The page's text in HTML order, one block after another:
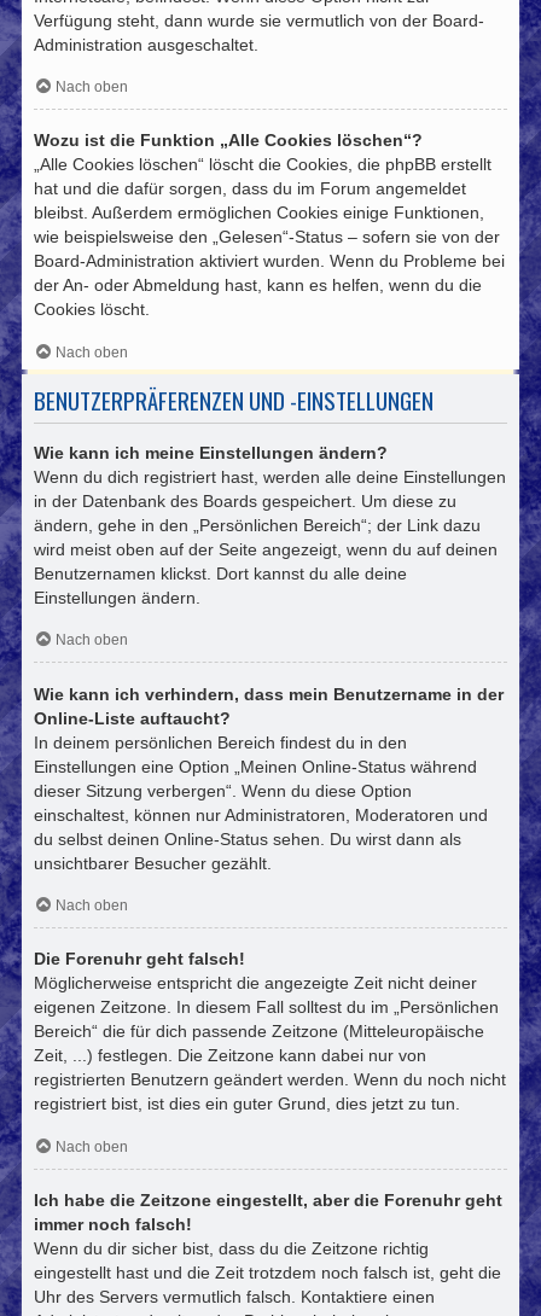
Verfügung steht, dann wurde sie vermutlich von der Board-
Administration ausgeschaltet.
Nach oben
Wozu ist die Funktion „Alle Cookies löschen“?
„Alle Cookies löschen“ löscht die Cookies, die phpBB erstellt
hat und die dafür sorgen, dass du im Forum angemeldet
bleibst. Außerdem ermöglichen Cookies einige Funktionen,
wie beispielsweise den „Gelesen“-Status – sofern sie von der
Board-Administration aktiviert wurden. Wenn du Probleme bei
der An- oder Abmeldung hast, kann es helfen, wenn du die
Cookies löscht.
Nach oben
BENUTZERPRÄFERENZEN UND -EINSTELLUNGEN
Wie kann ich meine Einstellungen ändern?
Wenn du dich registriert hast, werden alle deine Einstellungen
in der Datenbank des Boards gespeichert. Um diese zu
ändern, gehe in den „Persönlichen Bereich“; der Link dazu
wird meist oben auf der Seite angezeigt, wenn du auf deinen
Benutzernamen klickst. Dort kannst du alle deine
Einstellungen ändern.
Nach oben
Wie kann ich verhindern, dass mein Benutzername in der
Online-Liste auftaucht?
In deinem persönlichen Bereich findest du in den
Einstellungen eine Option „Meinen Online-Status während
dieser Sitzung verbergen“. Wenn du diese Option
einschaltest, können nur Administratoren, Moderatoren und
du selbst deinen Online-Status sehen. Du wirst dann als
unsichtbarer Besucher gezählt.
Nach oben
Die Forenuhr geht falsch!
Möglicherweise entspricht die angezeigte Zeit nicht deiner
eigenen Zeitzone. In diesem Fall solltest du im „Persönlichen
Bereich“ die für dich passende Zeitzone (Mitteleuropäische
Zeit, ...) festlegen. Die Zeitzone kann dabei nur von
registrierten Benutzern geändert werden. Wenn du noch nicht
registriert bist, ist dies ein guter Grund, dies jetzt zu tun.
Nach oben
Ich habe die Zeitzone eingestellt, aber die Forenuhr geht
immer noch falsch!
Wenn du dir sicher bist, dass du die Zeitzone richtig
eingestellt hast und die Zeit trotzdem noch falsch ist, geht die
Uhr des Servers vermutlich falsch. Kontaktiere einen